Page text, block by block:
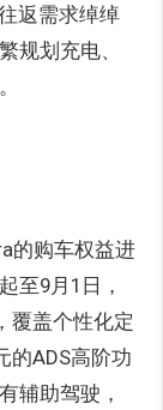
返需求绰绰
规划充电、
的购车权益进
至9月1日，
覆盖个性化定
的ADS高阶功
辅助驾驶，